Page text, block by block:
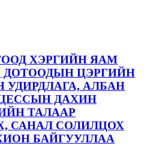
ХЭРГИЙН ЯАМ
ДОТООДЫН ЦЭРГИЙН
АЛБАН
ДАХИН
ТАЛААР
САНАЛ СОЛИЛЦОХ
БАЙГУУЛЛАА